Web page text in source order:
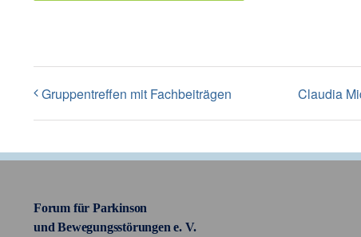
Gruppentreffen mit Fachbeiträgen Claudia
Forum für Parkinson
und Bewegungsstörungen e. V.